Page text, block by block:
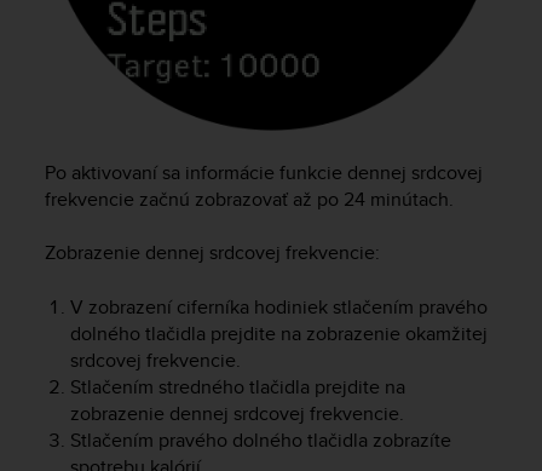
Po aktivovaní sa informácie funkcie dennej srdcovej
frekvencie začnú zobrazovať až po 24 minútach.
Zobrazenie dennej srdcovej frekvencie:
V zobrazení ciferníka hodiniek stlačením pravého
dolného tlačidla prejdite na zobrazenie okamžitej
srdcovej frekvencie.
Stlačením stredného tlačidla prejdite na
zobrazenie dennej srdcovej frekvencie.
Stlačením pravého dolného tlačidla zobrazíte